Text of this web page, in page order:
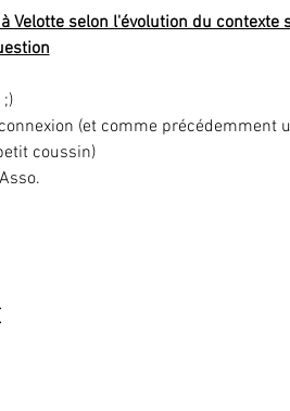
Velotte selon l'évolution du contexte
(et comme précédemment
coussin)